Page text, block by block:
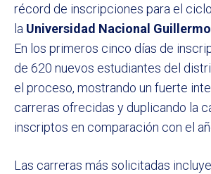
récord de inscripciones para el
la Universidad Nacional
En los primeros cinco días de
de 620 nuevos estudiantes del
el proceso, mostrando un fuerte
carreras ofrecidas y duplicando la
inscriptos en comparación con el
Las carreras más solicitadas